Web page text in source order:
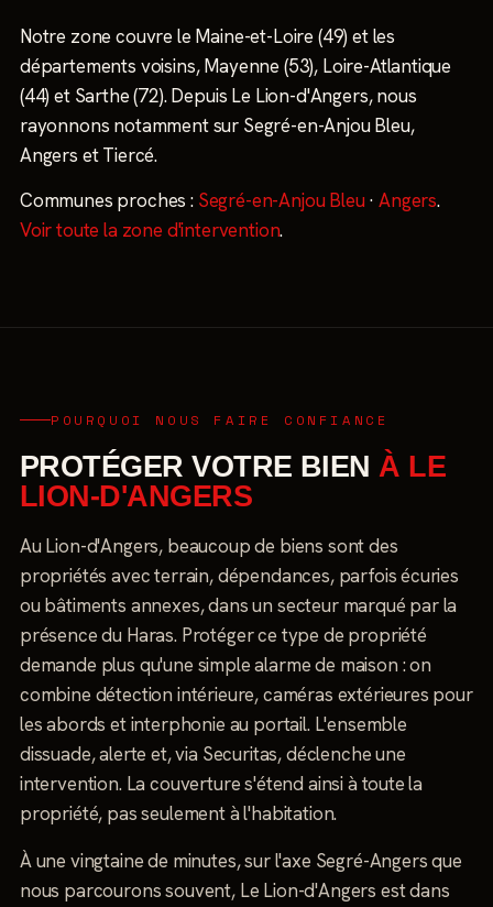
Notre zone couvre le Maine-et-Loire (49) et les
départements voisins, Mayenne (53), Loire-Atlantique
(44) et Sarthe (72). Depuis Le Lion-d'Angers, nous
rayonnons notamment sur Segré-en-Anjou Bleu,
Angers et Tiercé.
Communes proches : Segré-en-Anjou Bleu·Angers.
Voir toute la zone d'intervention.
POURQUOI NOUS FAIRE CONFIANCE
PROTÉGER VOTRE BIENÀ LE
LION-D'ANGERS
Au Lion-d'Angers, beaucoup de biens sont des
propriétés avec terrain, dépendances, parfois écuries
ou bâtiments annexes, dans un secteur marqué par la
présence du Haras. Protéger ce type de propriété
demande plus qu'une simple alarme de maison : on
combine détection intérieure, caméras extérieures pour
les abords et interphonie au portail. L'ensemble
dissuade, alerte et, via Securitas, déclenche une
intervention. La couverture s'étend ainsi à toute la
propriété, pas seulement à l'habitation.
À une vingtaine de minutes, sur l'axe Segré-Angers que
nous parcourons souvent, Le Lion-d'Angers est dans